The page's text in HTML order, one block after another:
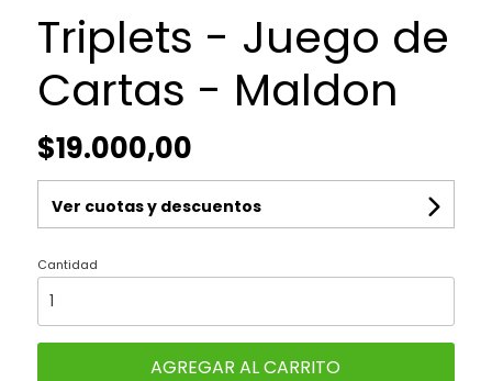
Triplets - Juego de
Cartas - Maldon
$19.000,00
Ver cuotas y descuentos
Cantidad
AGREGAR AL CARRITO